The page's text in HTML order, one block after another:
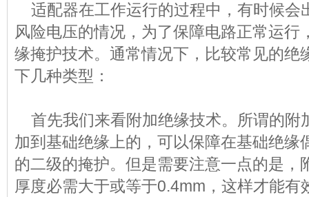
适配器在工作运行的过程中，有时候会
风险电压的情况，为了保障电路正常运行
缘掩护技术。通常情况下，比较常见的绝
下几种类型：
首先我们来看附加绝缘技术。所谓的附
加到基础绝缘上的，可以保障在基础绝缘
的二级的掩护。但是需要注意一点的是，
厚度必需大于或等于0.4mm，这样才能有